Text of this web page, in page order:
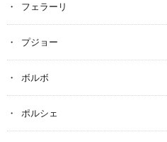
フェラーリ
プジョー
ボルボ
ポルシェ